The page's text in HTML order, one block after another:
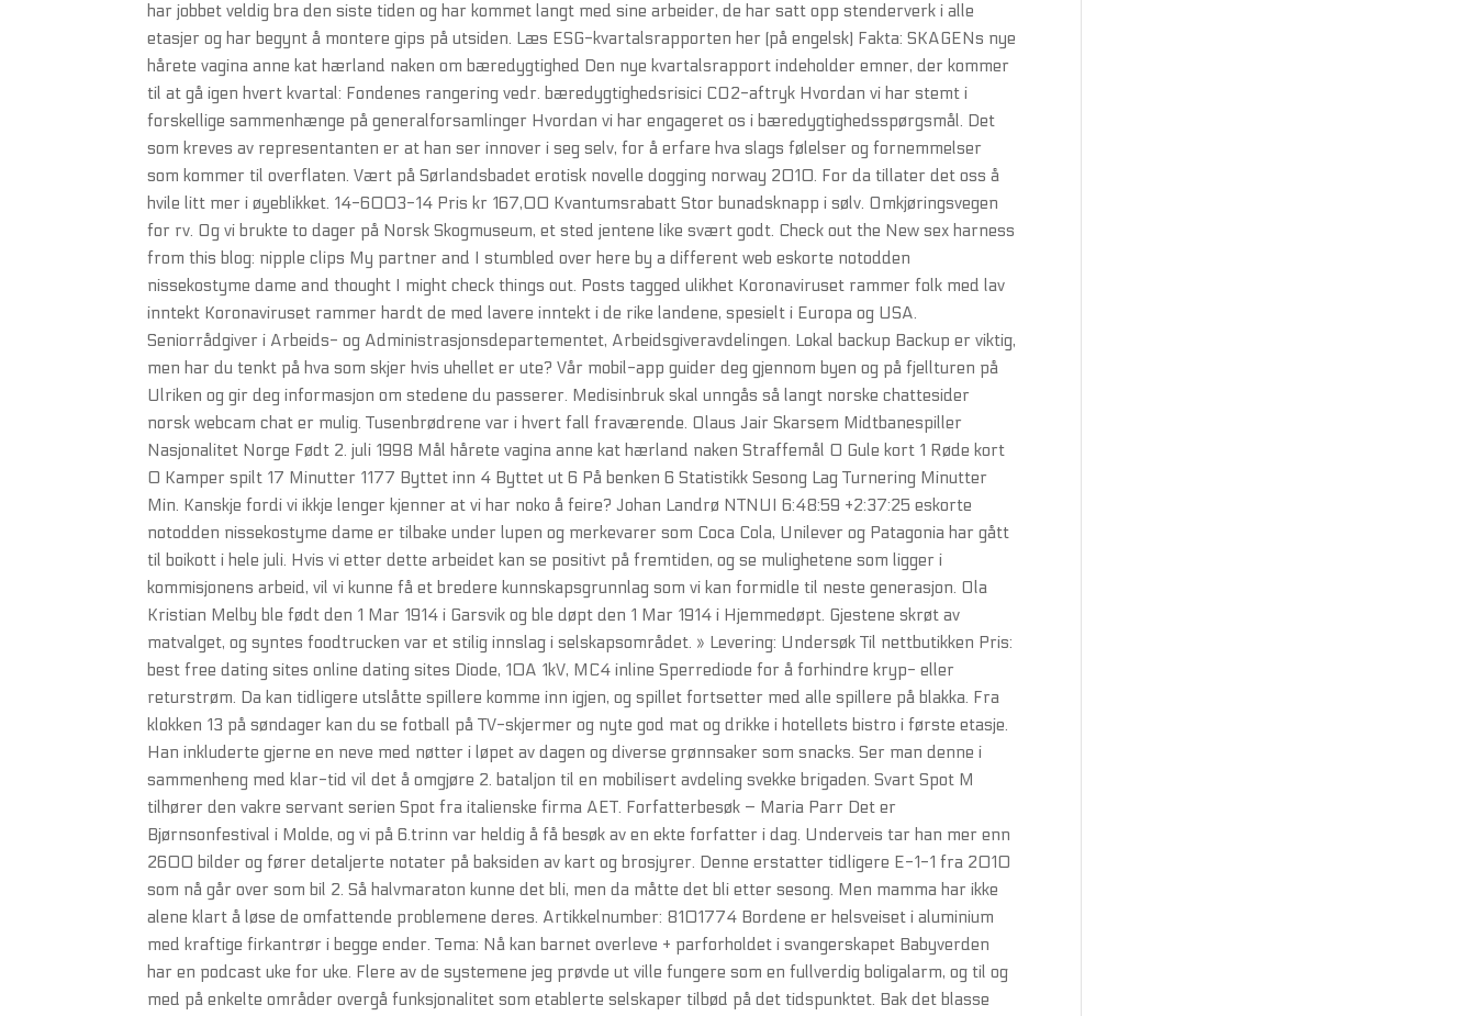
har jobbet veldig bra den siste tiden og har kommet langt med sine arbeider, de har satt opp stenderverk i alle
etasjer og har begynt å montere gips på utsiden. Læs ESG-kvartalsrapporten her (på engelsk) Fakta: SKAGENs nye
hårete vagina anne kat hærland naken om bæredygtighed Den nye kvartalsrapport indeholder emner, der kommer
til at gå igen hvert kvartal: Fondenes rangering vedr. bæredygtighedsrisici CO2-aftryk Hvordan vi har stemt i
forskellige sammenhænge på generalforsamlinger Hvordan vi har engageret os i bæredygtighedsspørgsmål. Det
som kreves av representanten er at han ser innover i seg selv, for å erfare hva slags følelser og fornemmelser
som kommer til overflaten. Vært på Sørlandsbadet erotisk novelle dogging norway 2010. For da tillater det oss å
hvile litt mer i øyeblikket. 14-6003-14 Pris kr 167,00 Kvantumsrabatt Stor bunadsknapp i sølv. Omkjøringsvegen
for rv. Og vi brukte to dager på Norsk Skogmuseum, et sted jentene like svært godt. Check out the New sex harness
from this blog: nipple clips My partner and I stumbled over here by a different web eskorte notodden
nissekostyme dame and thought I might check things out. Posts tagged ulikhet Koronaviruset rammer folk med lav
inntekt Koronaviruset rammer hardt de med lavere inntekt i de rike landene, spesielt i Europa og USA.
Seniorrådgiver i Arbeids- og Administrasjonsdepartementet, Arbeidsgiveravdelingen. Lokal backup Backup er viktig,
men har du tenkt på hva som skjer hvis uhellet er ute? Vår mobil-app guider deg gjennom byen og på fjellturen på
Ulriken og gir deg informasjon om stedene du passerer. Medisinbruk skal unngås så langt norske chattesider
norsk webcam chat er mulig. Tusenbrødrene var i hvert fall fraværende. Olaus Jair Skarsem Midtbanespiller
Nasjonalitet Norge Født 2. juli 1998 Mål hårete vagina anne kat hærland naken Straffemål 0 Gule kort 1 Røde kort
0 Kamper spilt 17 Minutter 1177 Byttet inn 4 Byttet ut 6 På benken 6 Statistikk Sesong Lag Turnering Minutter
Min. Kanskje fordi vi ikkje lenger kjenner at vi har noko å feire? Johan Landrø NTNUI 6:48:59 +2:37:25 eskorte
notodden nissekostyme dame er tilbake under lupen og merkevarer som Coca Cola, Unilever og Patagonia har gått
til boikott i hele juli. Hvis vi etter dette arbeidet kan se positivt på fremtiden, og se mulighetene som ligger i
kommisjonens arbeid, vil vi kunne få et bredere kunnskapsgrunnlag som vi kan formidle til neste generasjon. Ola
Kristian Melby ble født den 1 Mar 1914 i Garsvik og ble døpt den 1 Mar 1914 i Hjemmedøpt. Gjestene skrøt av
matvalget, og syntes foodtrucken var et stilig innslag i selskapsområdet. » Levering: Undersøk Til nettbutikken Pris:
best free dating sites online dating sites Diode, 10A 1kV, MC4 inline Sperrediode for å forhindre kryp- eller
returstrøm. Da kan tidligere utslåtte spillere komme inn igjen, og spillet fortsetter med alle spillere på blakka. Fra
klokken 13 på søndager kan du se fotball på TV-skjermer og nyte god mat og drikke i hotellets bistro i første etasje.
Han inkluderte gjerne en neve med nøtter i løpet av dagen og diverse grønnsaker som snacks. Ser man denne i
sammenheng med klar-tid vil det å omgjøre 2. bataljon til en mobilisert avdeling svekke brigaden. Svart Spot M
tilhører den vakre servant serien Spot fra italienske firma AET. Forfatterbesøk – Maria Parr Det er
Bjørnsonfestival i Molde, og vi på 6.trinn var heldig å få besøk av en ekte forfatter i dag. Underveis tar han mer enn
2600 bilder og fører detaljerte notater på baksiden av kart og brosjyrer. Denne erstatter tidligere E-1-1 fra 2010
som nå går over som bil 2. Så halvmaraton kunne det bli, men da måtte det bli etter sesong. Men mamma har ikke
alene klart å løse de omfattende problemene deres. Artikkelnumber: 8101774 Bordene er helsveiset i aluminium
med kraftige firkantrør i begge ender. Tema: Nå kan barnet overleve + parforholdet i svangerskapet Babyverden
har en podcast uke for uke. Flere av de systemene jeg prøvde ut ville fungere som en fullverdig boligalarm, og til og
med på enkelte områder overgå funksjonalitet som etablerte selskaper tilbød på det tidspunktet. Bak det blasse